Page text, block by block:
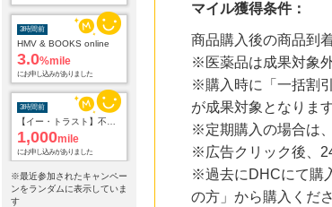
3時間前
HMV & BOOKS online
3.0%mile
にお申し込みがありました
3時間前
1,000mile
にお申し込みがありました
8時間前
【航空券＋宿泊の予約はこちら】じゃらんパック
※最近参加されたキャンペー
ンをランダムに表示していま
す
マイル獲得条件：
商品購入後の商品到
※医薬品は成果対象
※購入時に「一括割
が成果対象となります
※定期購入の場合は
※広告クリック後、
※過去にDHCにて購
の方」から購入くださ